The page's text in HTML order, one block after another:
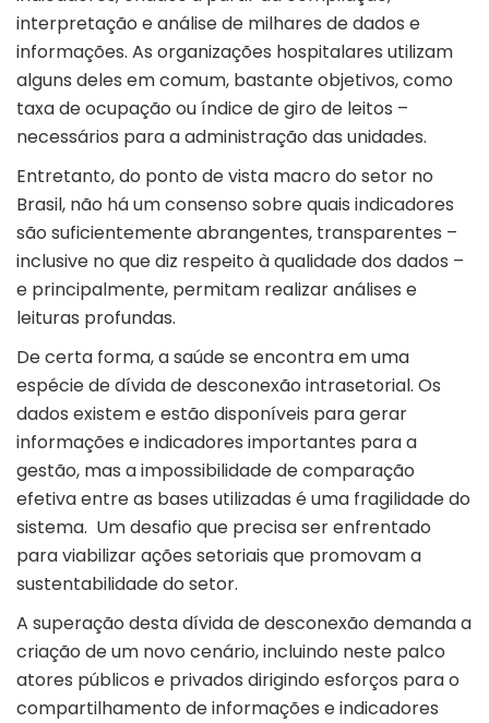
interpretação e análise de milhares de dados e
informações. As organizações hospitalares utilizam
alguns deles em comum, bastante objetivos, como
taxa de ocupação ou índice de giro de leitos –
necessários para a administração das unidades.
Entretanto, do ponto de vista macro do setor no
Brasil, não há um consenso sobre quais indicadores
são suficientemente abrangentes, transparentes –
inclusive no que diz respeito à qualidade dos dados –
e principalmente, permitam realizar análises e
leituras profundas.
De certa forma, a saúde se encontra em uma
espécie de dívida de desconexão intrasetorial. Os
dados existem e estão disponíveis para gerar
informações e indicadores importantes para a
gestão, mas a impossibilidade de comparação
efetiva entre as bases utilizadas é uma fragilidade do
sistema. Um desafio que precisa ser enfrentado
para viabilizar ações setoriais que promovam a
sustentabilidade do setor.
A superação desta dívida de desconexão demanda a
criação de um novo cenário, incluindo neste palco
atores públicos e privados dirigindo esforços para o
compartilhamento de informações e indicadores